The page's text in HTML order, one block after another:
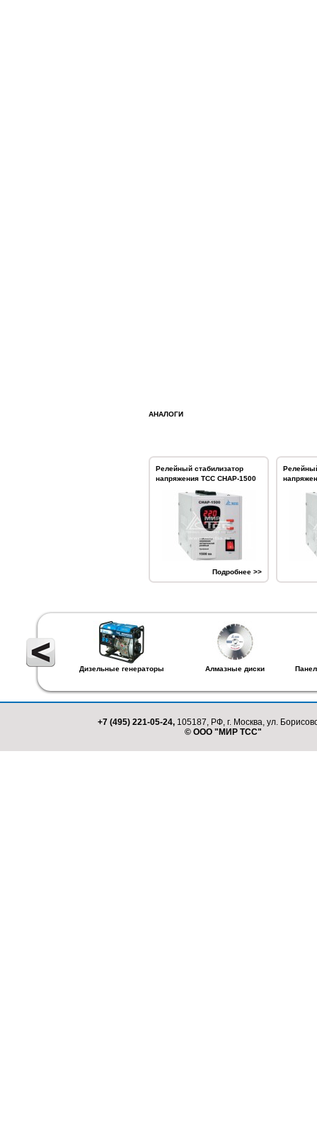
АНАЛОГИ
Релейный стабилизатор
напряжения ТСС СНАР-1500
Подробнее >>
Дизельные генераторы Алмазные диски
+7 (495) 221-05-24, 105187, РФ, г. Москва, ул.
© ООО "МИР ТСС"